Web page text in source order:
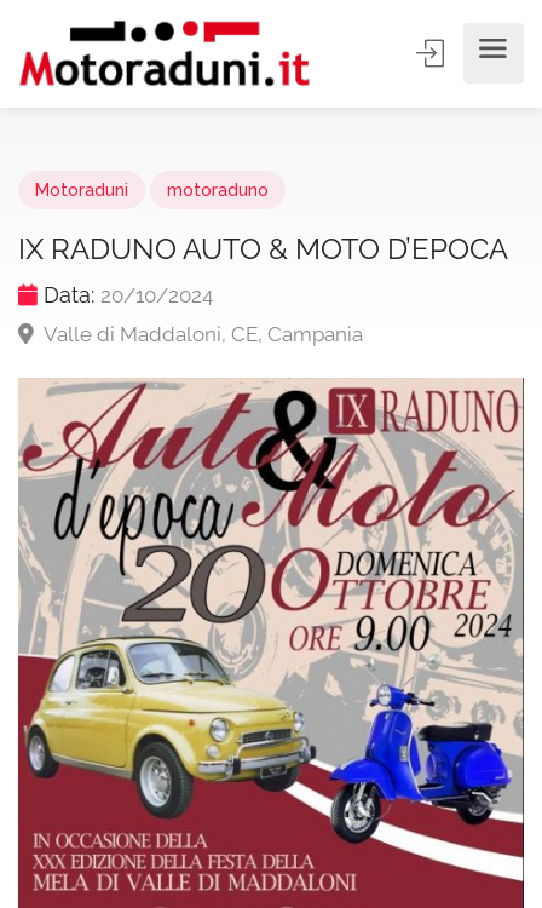
Motoraduni motoraduno
IX RADUNO AUTO & MOTO D’EPOCA
Data: 20/10/2024
Valle di Maddaloni, CE, Campania